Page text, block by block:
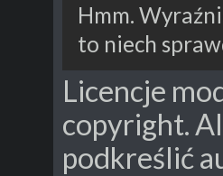
Hmm.
to niech
Licencje
copyright.
podkreślić